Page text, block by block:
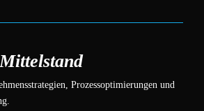
Prozessoptimierungen und